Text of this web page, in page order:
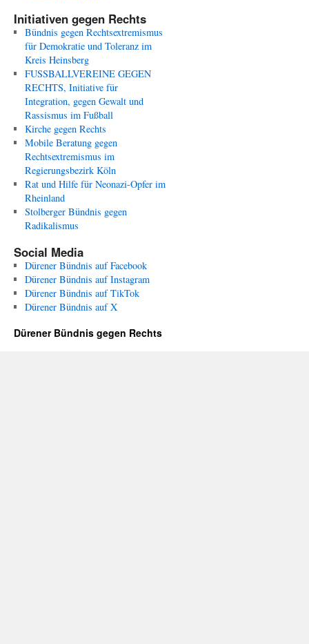
Initiativen gegen Rechts
Bündnis gegen Rechtsextremismus
für Demokratie und Toleranz im
Kreis Heinsberg
FUSSBALLVEREINE GEGEN
RECHTS, Initiative für
Integration, gegen Gewalt und
Rassismus im Fußball
Kirche gegen Rechts
Mobile Beratung gegen
Rechtsextremismus im
Regierungsbezirk Köln
Rat und Hilfe für Neonazi-Opfer im
Rheinland
Stolberger Bündnis gegen
Radikalismus
Social Media
Dürener Bündnis auf Facebook
Dürener Bündnis auf Instagram
Dürener Bündnis auf TikTok
Dürener Bündnis auf X
Dürener Bündnis gegen Rechts